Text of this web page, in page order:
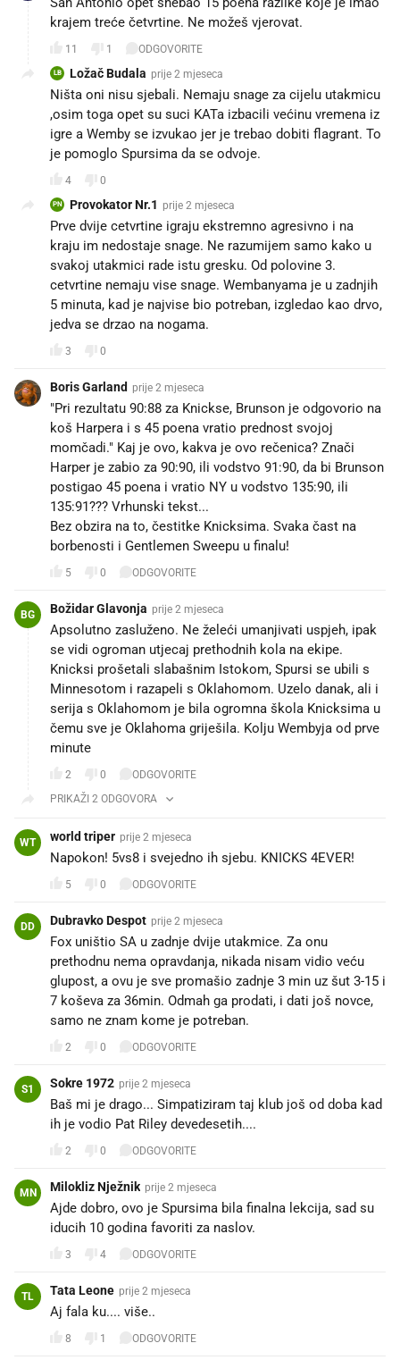
krajem treće četvrtine. Ne možeš vjerovat.
11 1 ODGOVORITE
LB Ložač Budala prije 2 mjeseca
Ništa oni nisu sjebali. Nemaju snage za cijelu utakmicu
,osim toga opet su suci KATa izbacili većinu vremena iz
igre a Wemby se izvukao jer je trebao dobiti flagrant. To
je pomoglo Spursima da se odvoje.
4 0
PN Provokator Nr.1 prije 2 mjeseca
Prve dvije cetvrtine igraju ekstremno agresivno i na
kraju im nedostaje snage. Ne razumijem samo kako u
svakoj utakmici rade istu gresku. Od polovine 3.
cetvrtine nemaju vise snage. Wembanyama je u zadnjih
5 minuta, kad je najvise bio potreban, izgledao kao drvo,
jedva se drzao na nogama.
3 0
Boris Garland prije 2 mjeseca
"Pri rezultatu 90:88 za Knickse, Brunson je odgovorio na
koš Harpera i s 45 poena vratio prednost svojoj
momčadi." Kaj je ovo, kakva je ovo rečenica? Znači
Harper je zabio za 90:90, ili vodstvo 91:90, da bi Brunson
postigao 45 poena i vratio NY u vodstvo 135:90, ili
135:91??? Vrhunski tekst...
Bez obzira na to, čestitke Knicksima. Svaka čast na
borbenosti i Gentlemen Sweepu u finalu!
5 0 ODGOVORITE
BG Božidar Glavonja prije 2 mjeseca
Apsolutno zasluženo. Ne želeći umanjivati uspjeh, ipak
se vidi ogroman utjecaj prethodnih kola na ekipe.
Knicksi prošetali slabašnim Istokom, Spursi se ubili s
Minnesotom i razapeli s Oklahomom. Uzelo danak, ali i
serija s Oklahomom je bila ogromna škola Knicksima u
čemu sve je Oklahoma griješila. Kolju Wembyja od prve
minute
2 0
ODGOVORITE
PRIKAŽI 2 ODGOVORA
WT world triper prije 2 mjeseca
Napokon! 5vs8 i svejedno ih sjebu. KNICKS 4EVER!
5 0 ODGOVORITE
DD Dubravko Despot prije 2 mjeseca
Fox uništio SA u zadnje dvije utakmice. Za onu
prethodnu nema opravdanja, nikada nisam vidio veću
glupost, a ovu je sve promašio zadnje 3 min uz šut 3-15 i
7 koševa za 36min. Odmah ga prodati, i dati još novce,
samo ne znam kome je potreban.
2 0 ODGOVORITE
S1 Sokre 1972 prije 2 mjeseca
Baš mi je drago... Simpatiziram taj klub još od doba kad
ih je vodio Pat Riley devedesetih....
2 0 ODGOVORITE
MN Milokliz Nježnik prije 2 mjeseca
Ajde dobro, ovo je Spursima bila finalna lekcija, sad su
iducih 10 godina favoriti za naslov.
3 4 ODGOVORITE
TL Tata Leone prije 2 mjeseca
Aj fala ku.... više..
8 1 ODGOVORITE